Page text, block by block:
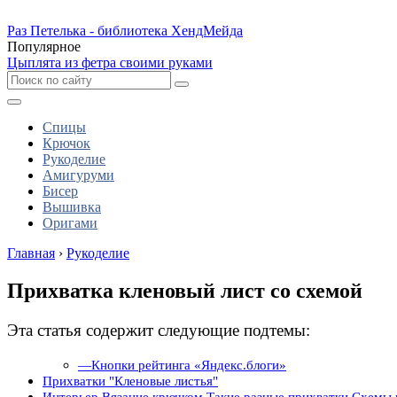
Раз Петелька - библиотека ХендМейда
Популярное
Цыплята из фетра своими руками
Спицы
Крючок
Рукоделие
Амигуруми
Бисер
Вышивка
Оригами
Главная › Рукоделие
Прихватка кленовый лист со схемой
Эта статья содержит следующие подтемы:
—Кнопки рейтинга «Яндекс.блоги»
Прихватки "Кленовые листья"